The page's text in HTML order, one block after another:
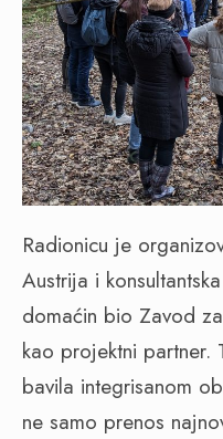
Radionicu je
Austrija i
domaćin bio Zavod
kao projektni partner.
bavila integrisanom
ne samo prenos